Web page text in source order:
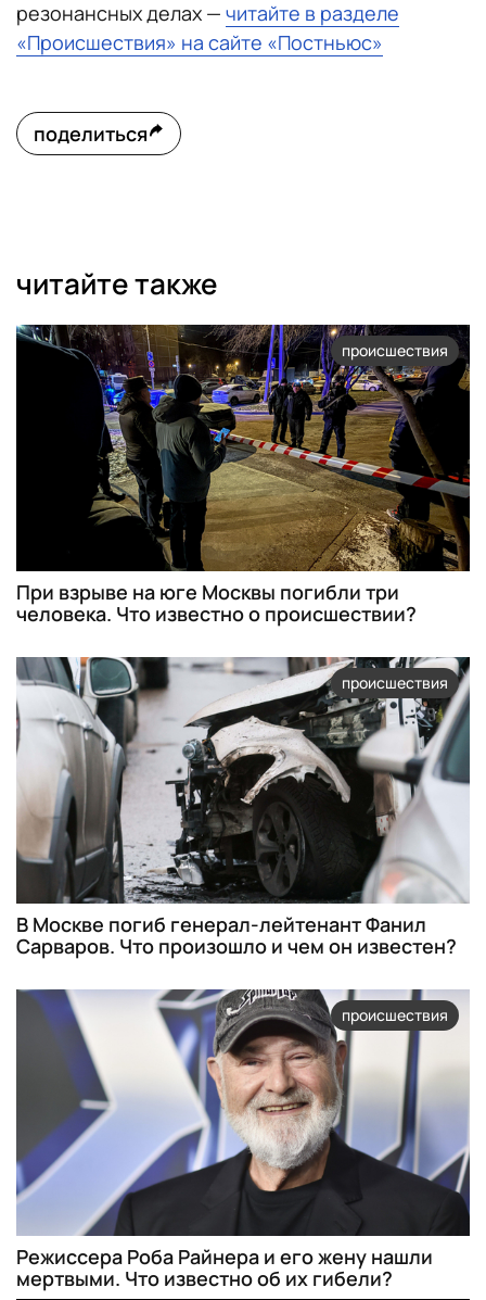
резонансных делах — читайте в разделе
«Происшествия» на сайте «Постньюс»
поделиться
читайте также
происшествия
При взрыве на юге Москвы погибли три
человека. Что известно о происшествии?
происшествия
В Москве погиб генерал-лейтенант Фанил
Сарваров. Что произошло и чем он известен?
происшествия
Режиссера Роба Райнера и его жену нашли
мертвыми. Что известно об их гибели?